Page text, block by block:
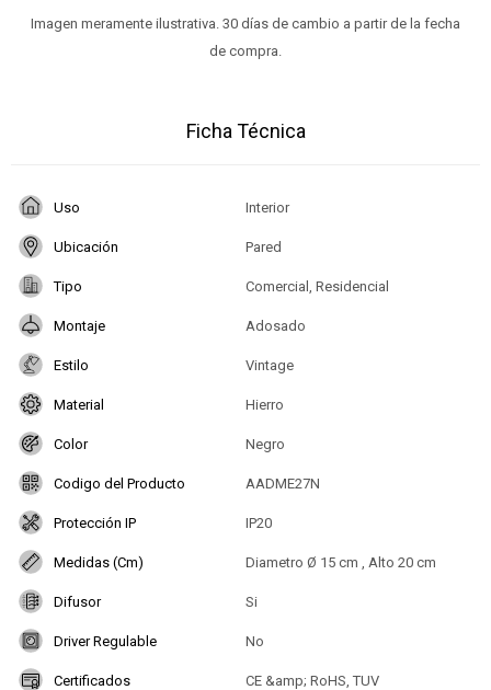
Imagen meramente ilustrativa. 30 días de cambio a partir de la fecha
de compra.
Ficha Técnica
Uso Interior
Ubicación Pared
Tipo Comercial, Residencial
Montaje Adosado
Estilo Vintage
Material Hierro
Color Negro
Codigo del Producto AADME27N
Protección IP IP20
Medidas (Cm) Diametro Ø 15 cm , Alto 20 cm
Difusor Si
Driver Regulable No
Certificados CE &amp; RoHS, TUV